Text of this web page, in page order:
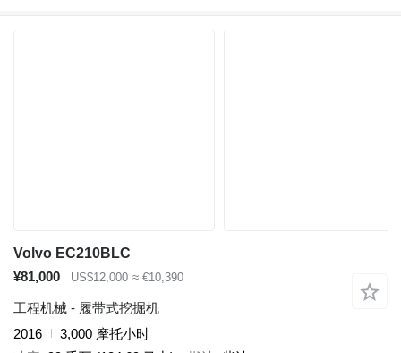
Volvo EC210BLC
¥81,000
US$12,000 ≈ €10,390
工程机械 - 履带式挖掘机
2016
3,000 摩托小时